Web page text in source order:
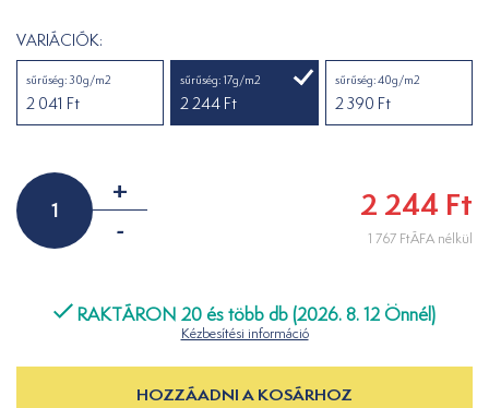
VARIÁCIÓK:
sűrűség: 30g/m2
2 041 Ft
sűrűség: 17g/m2
2 244 Ft
sűrűség: 40g/m2
2 390 Ft
+
-
2 244 Ft
1 767 FtÁFA nélkül
RAKTÁRON 20 és több db (2026. 8. 12 Önnél)
Kézbesítési információ
HOZZÁADNI A KOSÁRHOZ